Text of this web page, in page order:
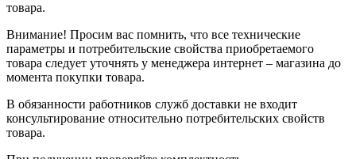
товара.
Внимание! Просим вас помнить, что все технические
параметры и потребительские свойства приобретаемого
товара следует уточнять у менеджера интернет – магазина до
момента покупки товара.
В обязанности работников служб доставки не входит
консультирование относительно потребительских свойств
товара.